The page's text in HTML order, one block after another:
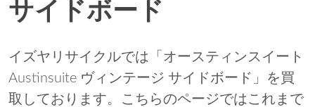
サイドボード
イズヤリサイクルでは「オースティンスイート
Austinsuite ヴィンテージ サイドボード」を買
取しております。こちらのページではこれまで